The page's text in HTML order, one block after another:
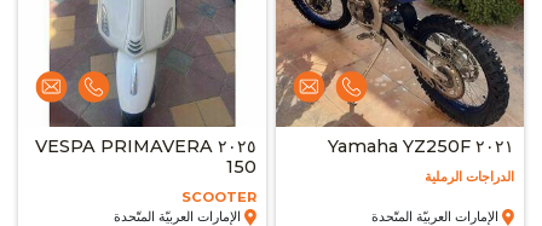
٢٠٢١ Yamaha YZ250F
الدراجات الرملية
الإمارات العربيّة المتّحدة
٢٠٢٥ VESPA PRIMAVERA
150
SCOOTER
الإمارات العربيّة المتّحدة